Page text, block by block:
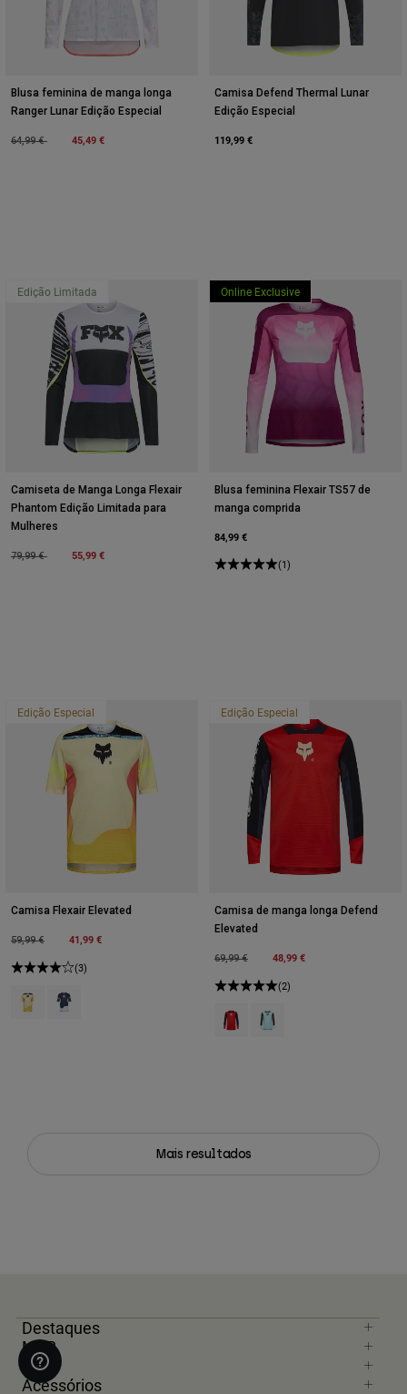
Blusa feminina de manga longa
Ranger Lunar Edição Especial
Price reduced from
64,99 €to 45,49 €
Camisa Defend Thermal Lunar
Edição Especial
119,99 €
Edição Limitada
Camiseta de Manga Longa Flexair
Phantom Edição Limitada para
Mulheres
Price reduced from
79,99 €to 55,99 €
Online Exclusive
Blusa feminina Flexair TS57 de
manga comprida
84,99 €
(1)
Edição Especial
Camisa Flexair Elevated
Price reduced from
59,99 €to 41,99 €
(3)
Product swatch type of Lemonade.
Product swatch type of Azul meia-noite.
Edição Especial
Camisa de manga longa Defend
Elevated
Price reduced from
69,99 €to 48,99 €
(2)
Product swatch type of
Product swatch type of
Mais resultados
Destaques
MTB
Moto
Acessórios